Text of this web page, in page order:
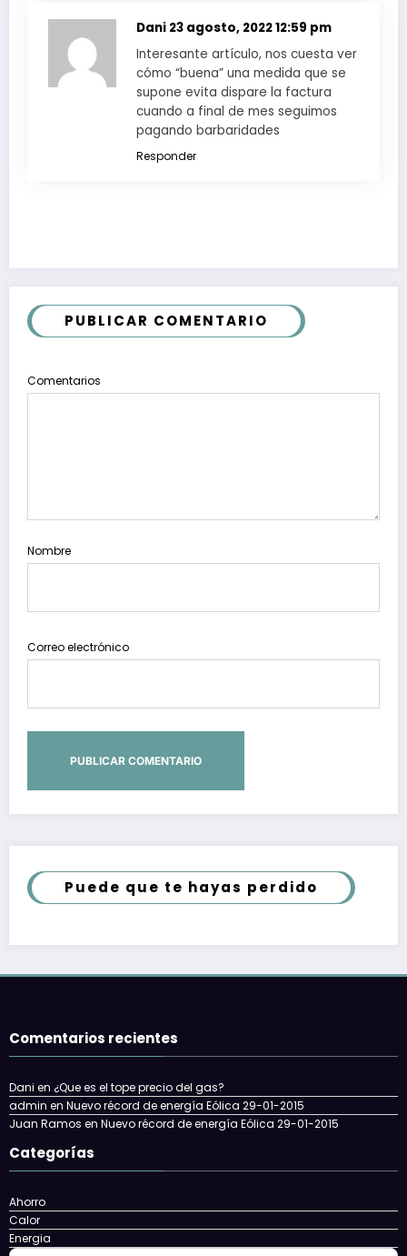
Dani 23 agosto, 2022 12:59 pm
Interesante artículo, nos cuesta ver
cómo “buena” una medida que se
supone evita dispare la factura
cuando a final de mes seguimos
pagando barbaridades
Responder
PUBLICAR COMENTARIO
Comentarios
Nombre
Correo electrónico
Puede que te hayas perdido
Comentarios recientes
Dani en ¿Que es el tope precio del gas?
admin en Nuevo récord de energía Eólica 29-01-2015
Juan Ramos en Nuevo récord de energía Eólica 29-01-2015
Categorías
Ahorro
Calor
Energia